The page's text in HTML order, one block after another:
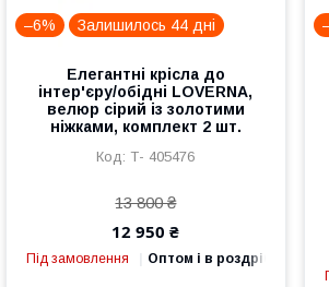
–6% Залишилось 44 дні
Елегантні крісла до
інтер'єру/обідні LOVERNA,
велюр сірий із золотими
ніжками, комплект 2 шт.
Т- 405476
13 800 ₴
12 950 ₴
Під замовлення Оптом і в роздріб